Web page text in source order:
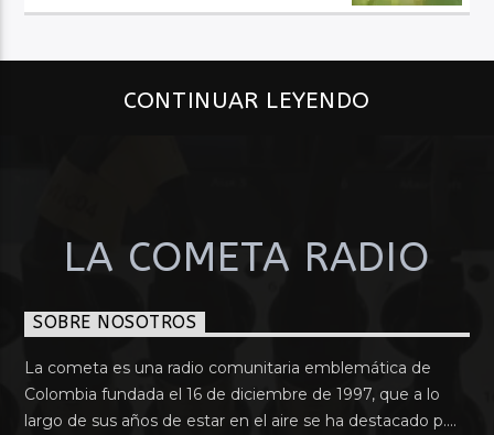
CONTINUAR LEYENDO
LA COMETA RADIO
SOBRE NOSOTROS
La cometa es una radio comunitaria emblemática de
Colombia fundada el 16 de diciembre de 1997, que a lo
largo de sus años de estar en el aire se ha destacado p....